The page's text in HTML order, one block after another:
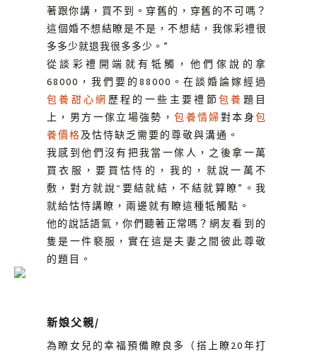
著跟你講 ，買不到 。 穿舊的，穿舊的不可嗎 ？
這個婚不想結瞭是不是，不想結，我傢彩禮很
多多少就退我很多多少。”
從談彩禮開端就有牴觸，他們傢說的拿
68000，我們要的88000。在談婚論嫁經過
包養甜心網 歷程 的一些主要禮節包養 題目
上，男方一傢立場強勢，包養情婦對本身包
養價格及怙恃缺乏需要的尊敬與溝通。
我感到他們沒有把我當一傢人，之後拿一萬
買衣服，要買怙恃的，我的，就說一萬不
敷，對方就說“要結就結，不結就算瞭” 。我
就給怙恃講瞭，兩邊就有瞭這種牴觸點。
他的說話語氣，你們聽著正常嗎？ 網友看到的
隻是一件褻服 ，實在這是夫妻之間彼此尊敬
的題目。
新娘父親/
為瞭女兒的幸福預備瞭良多（搭上瞭20年打